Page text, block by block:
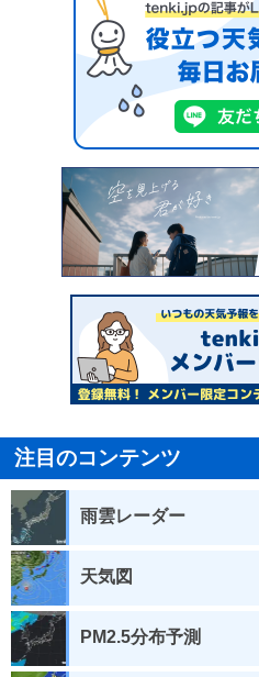
注目のコンテンツ
雨雲レーダー
天気図
PM2.5分布予測